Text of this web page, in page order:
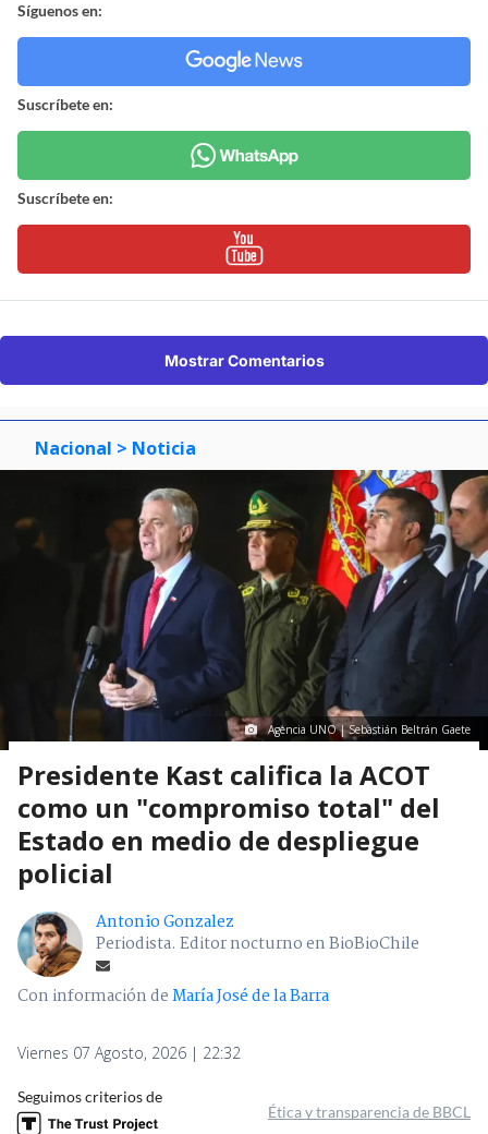
Síguenos en:
Suscríbete en:
Suscríbete en:
Mostrar Comentarios
Nacional > Noticia
Agencia UNO | Sebastián Beltrán Gaete
Presidente Kast califica la ACOT
como un "compromiso total" del
Estado en medio de despliegue
policial
Antonio Gonzalez
Periodista. Editor nocturno en BioBioChile
Con información deMaría José de la Barra
Viernes 07 Agosto, 2026 | 22:32
Seguimos criterios de
Ética y transparencia de BBCL